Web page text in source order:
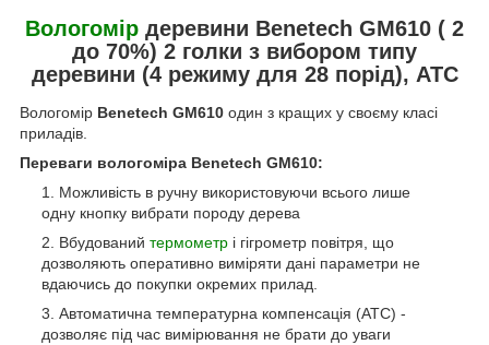
Вологомір деревини Benetech GM610 ( 2
до 70%) 2 голки з вибором типу
деревини (4 режиму для 28 порід), АТС
Вологомір Benetech GM610 один з кращих у своєму класі
приладів.
Переваги вологоміра Benetech GM610:
Можливість в ручну використовуючи всього лише
одну кнопку вибрати породу дерева
Вбудований термометр і гігрометр повітря, що
дозволяють оперативно виміряти дані параметри не
вдаючись до покупки окремих прилад.
Автоматична температурна компенсація (АТС) -
дозволяє під час вимірювання не брати до уваги